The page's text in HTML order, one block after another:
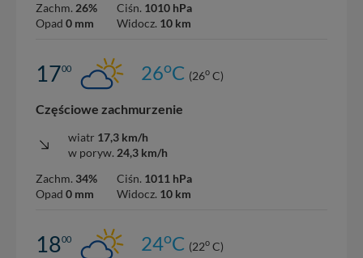
Zachm. 26%
Opad 0 mm
Ciśn. 1010 hPa
Widocz. 10 km
1700 26oC (26o C)
Częściowe zachmurzenie
wiatr 17,3 km/h
w poryw. 24,3 km/h
Zachm. 34%
Opad 0 mm
Ciśn. 1011 hPa
Widocz. 10 km
1800 24oC (22o C)